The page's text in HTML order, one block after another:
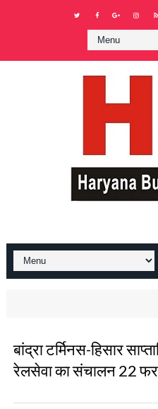
बांद्रा टर्मिनस-हिसार
रेलसेवा का संचालन 22